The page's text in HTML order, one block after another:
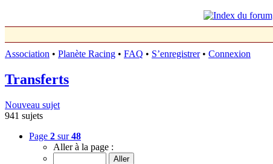
Association • Planète Racing • FAQ • S’enregistrer• Connexion
Transferts
Nouveau sujet
941 sujets
Page 2 sur48
Aller à la page :